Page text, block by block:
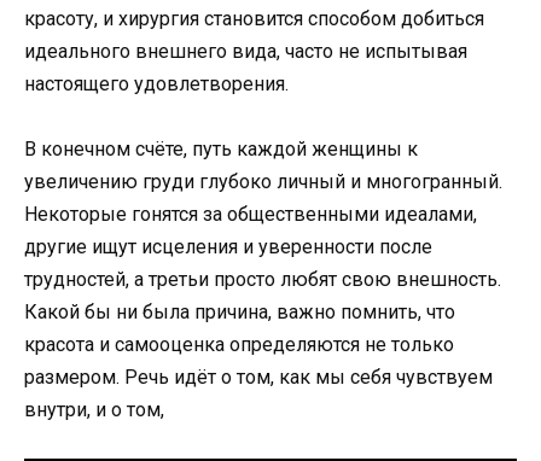
красоту, и хирургия становится способом добиться
идеального внешнего вида, часто не испытывая
настоящего удовлетворения.
В конечном счёте, путь каждой женщины к
увеличению груди глубоко личный и многогранный.
Некоторые гонятся за общественными идеалами,
другие ищут исцеления и уверенности после
трудностей, а третьи просто любят свою внешность.
Какой бы ни была причина, важно помнить, что
красота и самооценка определяются не только
размером. Речь идёт о том, как мы себя чувствуем
внутри, и о том,